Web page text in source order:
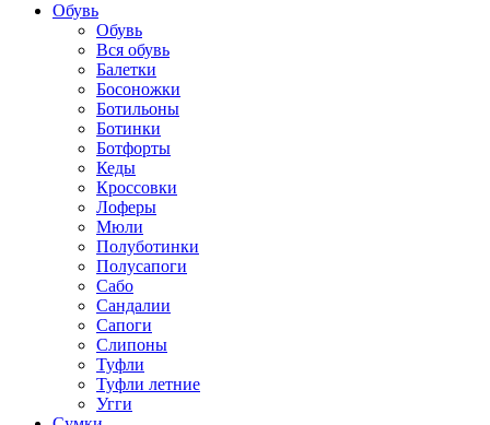
Обувь
Обувь
Вся обувь
Балетки
Босоножки
Ботильоны
Ботинки
Ботфорты
Кеды
Кроссовки
Лоферы
Мюли
Полуботинки
Полусапоги
Сабо
Сандалии
Сапоги
Слипоны
Туфли
Туфли летние
Угги